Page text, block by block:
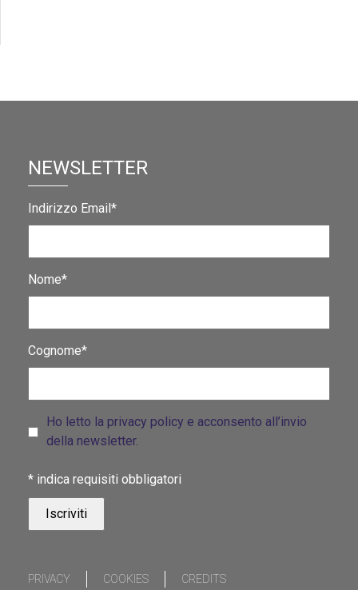
NEWSLETTER
Indirizzo Email*
Nome*
Cognome*
Ho letto la privacy policy e acconsento all’invio
della newsletter.
* indica requisiti obbligatori
PRIVACY COOKIES CREDITS